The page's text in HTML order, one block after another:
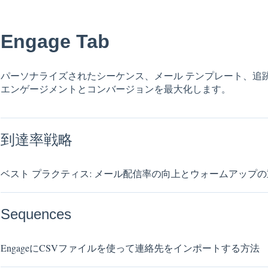
Engage Tab
パーソナライズされたシーケンス、メール テンプレート、追
エンゲージメントとコンバージョンを最大化します。
到達率戦略
ベスト プラクティス: メール配信率の向上とウォームアップ
Sequences
EngageにCSVファイルを使って連絡先をインポートする方法